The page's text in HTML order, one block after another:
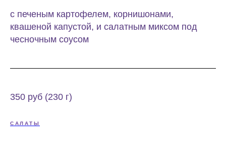
с печеным картофелем, корнишонами,
квашеной капустой, и салатным миксом под
чесночным соусом
350 руб (230 г)
САЛАТЫ